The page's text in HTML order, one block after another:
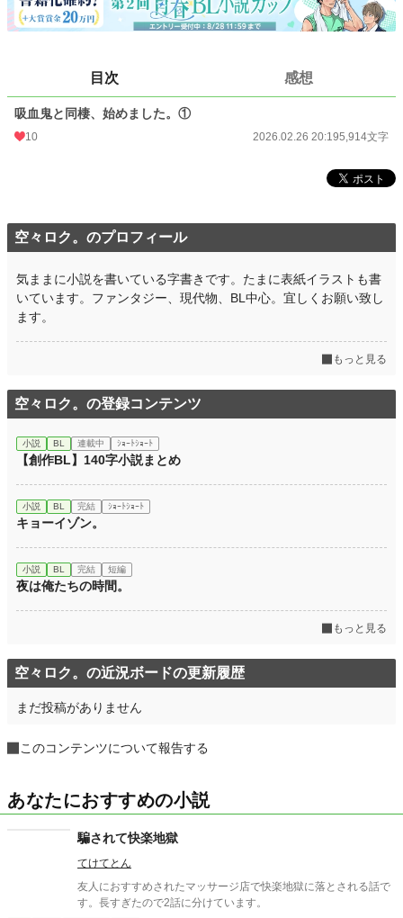
文字数 5,914
2026.02.26 20:19
月間ポイント
目次 感想
吸血鬼と同棲、始めました。①
10 2026.02.26 20:195,914文字
空々ロク。のプロフィール
気ままに小説を書いている字書きです。たまに表紙イラストも書
いています。ファンタジー、現代物、BL中心。宜しくお願い致し
ます。
もっと見る
空々ロク。の登録コンテンツ
小説 BL 連載中 ｼｮｰﾄｼｮｰﾄ
【創作BL】140字小説まとめ
小説 BL 完結 ｼｮｰﾄｼｮｰﾄ
キョーイゾン。
小説 BL 完結 短編
夜は俺たちの時間。
もっと見る
空々ロク。の近況ボードの更新履歴
まだ投稿がありません
このコンテンツについて報告する
あなたにおすすめの小説
騙されて快楽地獄
てけてとん
友人におすすめされたマッサージ店で快楽地獄に落とされる話で
す。長すぎたので2話に分けています。